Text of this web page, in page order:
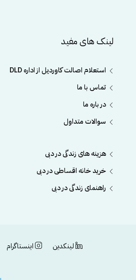
لینک های مفید
استعلام اصالت کاوردیل از اداره DLD
تماس با ما
در باره ما
سوالات متداول
هزینه های زندگی در دبی
خرید خانه اقساطی در دبی
راهنمای زندگی در دبی
لینکدین اینستاگرام